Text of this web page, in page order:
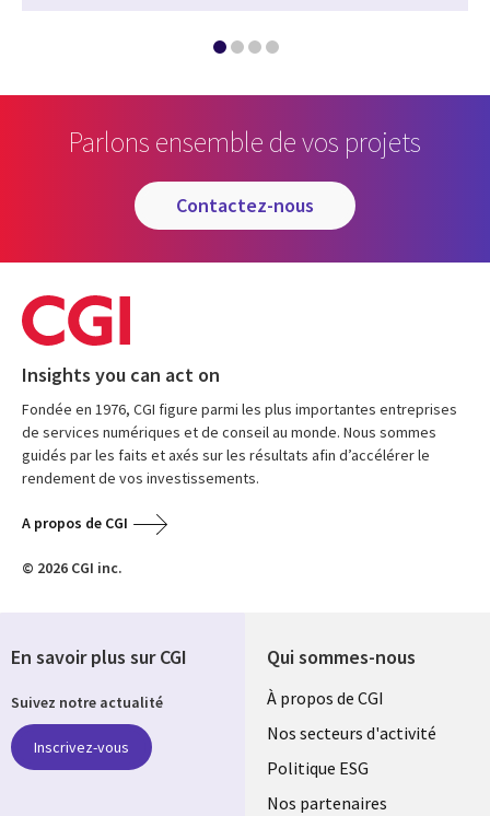
Parlons ensemble de vos projets
contactez-nous
Insights you can act on
Fondée en 1976, CGI figure parmi les plus importantes entreprises
de services numériques et de conseil au monde. Nous sommes
guidés par les faits et axés sur les résultats afin d’accélérer le
rendement de vos investissements.
A propos de CGI
© 2026 CGI inc.
Qui sommes-nous
Useful
links
FRANCE
À propos de CGI
Nos secteurs d'activité
Politique ESG
Nos partenaires
En savoir plus sur CGI
Suivez notre actualité
Inscrivez-vous